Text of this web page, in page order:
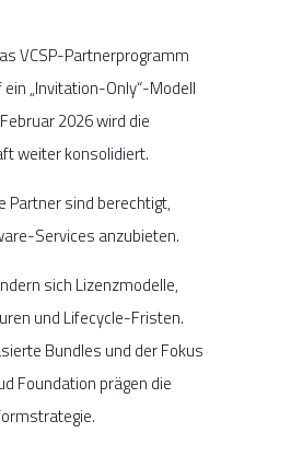
VCSP-Partnerprogramm
„Invitation-Only“-Modell
2026 wird die
weiter konsolidiert.
Partner sind berechtigt,
Services anzubieten.
sich Lizenzmodelle,
und Lifecycle-Fristen.
Bundles und der Fokus
Foundation prägen die